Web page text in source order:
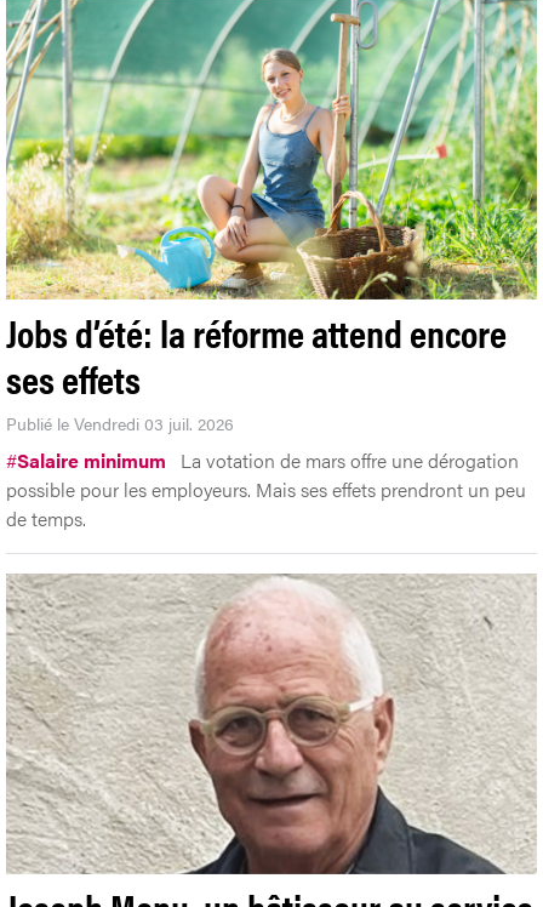
Jobs d’été: la réforme attend encore
ses effets
Publié le Vendredi 03 juil. 2026
#Salaire minimum
La votation de mars offre une dérogation
possible pour les employeurs. Mais ses effets prendront un peu
de temps.